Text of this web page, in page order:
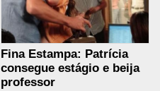
Fina Estampa: Patrícia
consegue estágio e beija
professor